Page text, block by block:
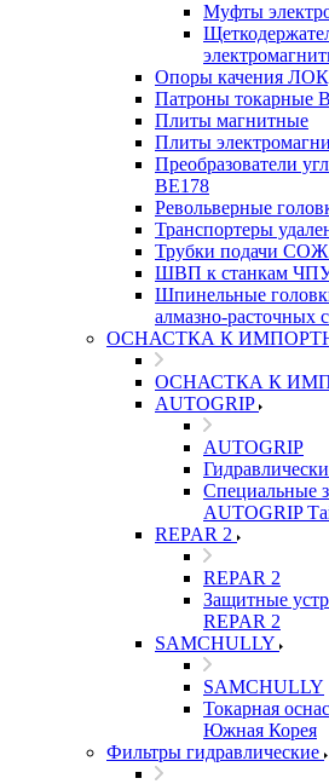
Муфты
Опоры качения
Патроны токарные
Плиты магнитные
Плиты
Преобразователи
ВЕ178
Револьверные
Транспортеры
Трубки подачи СОЖ
ШВП к станкам
Шпинельные
алмазно-расточных
ОСНАСТКА К
ОСНАСТКА К
AUTOGRIP
AUTOGRIP
Специальные
AUTOGRIP
REPAR 2
REPAR 2
Защитные
REPAR 2
SAMCHULLY
SAMCHULLY
Токарная
Южная Корея
Фильтры гидравлические